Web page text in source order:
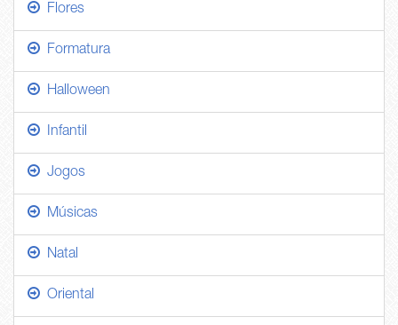
Flores
Formatura
Halloween
Infantil
Jogos
Músicas
Natal
Oriental